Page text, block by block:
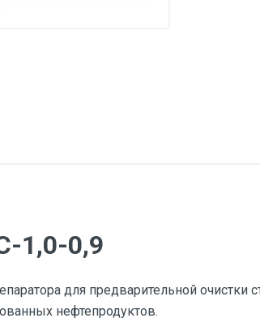
1,0-0,9
для предварительной
нефтепродуктов.